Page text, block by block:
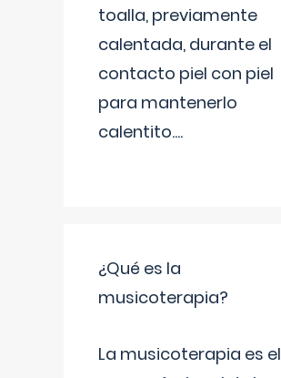
toalla, previamente
calentada, durante el
contacto piel con piel
para mantenerlo
calentito....
¿Qué es la
musicoterapia?
La musicoterapia es el